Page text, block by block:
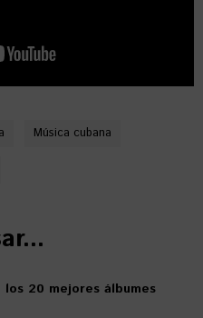
Música cubana
20 mejores álbumes